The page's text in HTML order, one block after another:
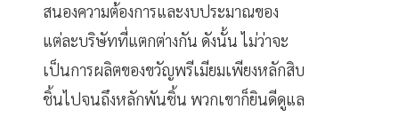
สนองความต้องการและงบประมาณของ
แต่ละบริษัทที่แตกต่างกัน ดังนั้น ไม่ว่าจะ
เป็นการผลิตของขวัญพรีเมียมเพียงหลักสิบ
ชิ้นไปจนถึงหลักพันชิ้น พวกเขาก็ยินดีดูแล